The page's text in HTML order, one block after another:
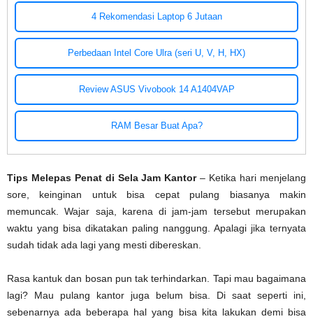
4 Rekomendasi Laptop 6 Jutaan
Perbedaan Intel Core Ulra (seri U, V, H, HX)
Review ASUS Vivobook 14 A1404VAP
RAM Besar Buat Apa?
Tips Melepas Penat di Sela Jam Kantor– Ketika hari menjelang
sore, keinginan untuk bisa cepat pulang biasanya makin
memuncak. Wajar saja, karena di jam-jam tersebut merupakan
waktu yang bisa dikatakan paling nanggung. Apalagi jika ternyata
sudah tidak ada lagi yang mesti dibereskan.
Rasa kantuk dan bosan pun tak terhindarkan. Tapi mau bagaimana
lagi? Mau pulang kantor juga belum bisa. Di saat seperti ini,
sebenarnya ada beberapa hal yang bisa kita lakukan demi bisa